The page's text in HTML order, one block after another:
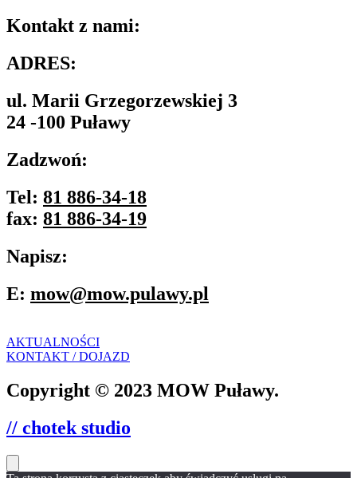
Kontakt z nami:
ADRES:
ul. Marii Grzegorzewskiej 3
24 -100 Puławy
Zadzwoń:
Tel: 81 886-34-18
fax: 81 886-34-19
Napisz:
E: mow@mow.pulawy.pl
AKTUALNOŚCI
KONTAKT / DOJAZD
Copyright © 2023 MOW Puławy.
// chotek studio